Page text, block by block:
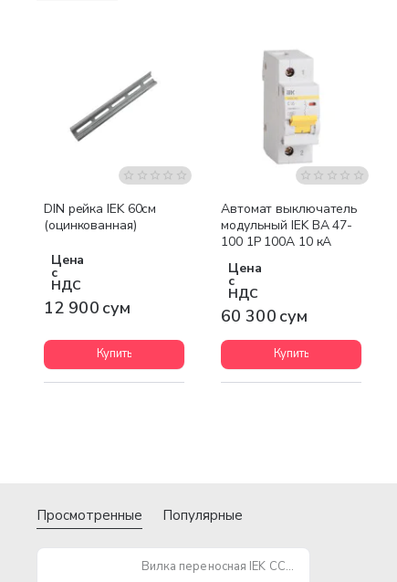
DIN рейка IEK 60см
(оцинкованная)
Цена
с
НДС
12 900 сум
Купить
Автомат выключатель
модульный IEK ВА 47-
100 1P 100А 10 кА
Цена
с
НДС
60 300 сум
Купить
Просмотренные Популярные
Вилка переносная IEK ССИ-015 16А-6ч/200/346-240/415В 3Р+РЕ+N IP44 MAGNUM